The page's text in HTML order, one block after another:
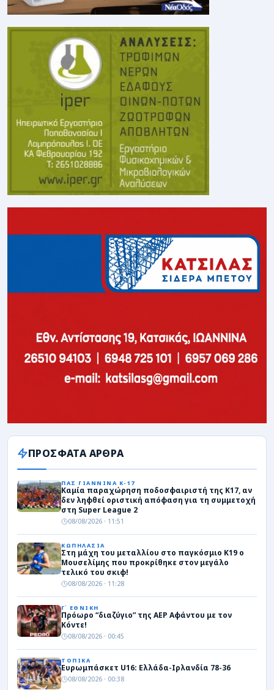
ΠΡΟΣΦΑΤΑ ΑΡΘΡΑ
ΠΑΣ ΓΙΑΝΝΙΝΑ Κ-17
Καμία παραχώρηση ποδοσφαιριστή της Κ17, αν
δεν ληφθεί οριστική απόφαση για τη συμμετοχή
στη Super League 2
08/08/2026 · 11:51
ΚΩΠΗΛΑΣΙΑ
Στη μάχη του μεταλλίου στο παγκόσμιο Κ19 ο
Μουσελίμης που προκρίθηκε στον μεγάλο
τελικό του σκιφ!
08/08/2026 · 11:28
Γ΄ ΕΘΝΙΚΗ
Πρόωρο “διαζύγιο” της ΑΕΡ Αφάντου με τον
Κόντε!
08/08/2026 · 00:45
ΤΟΠΙΚΑ
Ευρωμπάσκετ U16: Ελλάδα-Ιρλανδία 78-36
08/08/2026 · 00:38